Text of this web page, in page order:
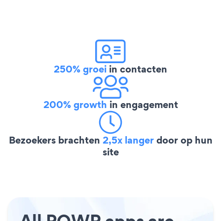
250% groei in contacten
200% growth in engagement
Bezoekers brachten 2,5x langerdoor op hun
site